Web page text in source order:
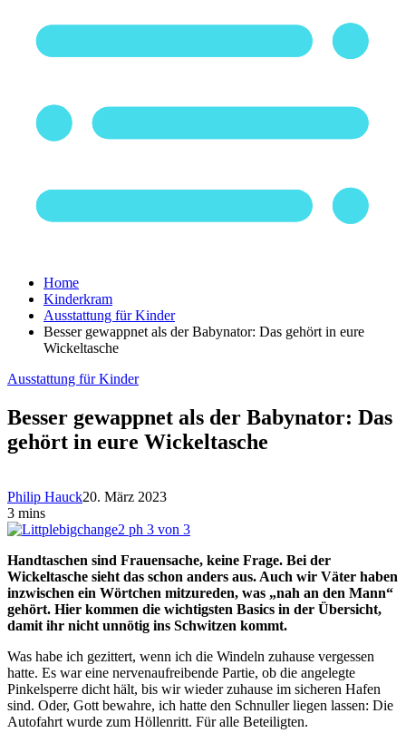
Home
Kinderkram
Ausstattung für Kinder
Besser gewappnet als der Babynator: Das gehört in eure
Wickeltasche
Ausstattung für Kinder
Besser gewappnet als der Babynator: Das
gehört in eure Wickeltasche
Philip Hauck20. März 2023
3 mins
Handtaschen sind Frauensache, keine Frage. Bei der
Wickeltasche sieht das schon anders aus. Auch wir Väter haben
inzwischen ein Wörtchen mitzureden, was „nah an den Mann“
gehört. Hier kommen die wichtigsten Basics in der Übersicht,
damit ihr nicht unnötig ins Schwitzen kommt.
Was habe ich gezittert, wenn ich die Windeln zuhause vergessen
hatte. Es war eine nervenaufreibende Partie, ob die angelegte
Pinkelsperre dicht hält, bis wir wieder zuhause im sicheren Hafen
sind. Oder, Gott bewahre, ich hatte den Schnuller liegen lassen: Die
Autofahrt wurde zum Höllenritt. Für alle Beteiligten.